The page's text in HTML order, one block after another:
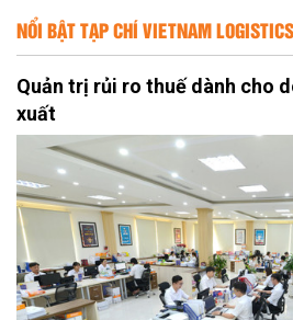
NỔI BẬT TẠP CHÍ VIETNAM
Quản trị rủi ro thuế dành cho
xuất